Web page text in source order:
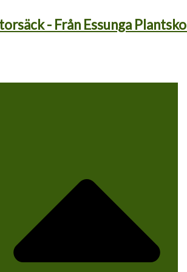
- Från Essunga